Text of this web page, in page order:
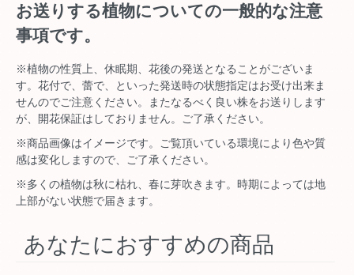
お送りする植物についての一般的な注意
事項です。
※植物の性質上、休眠期、花後の発送となることがございま
す。花付で、蕾で、といった発送時の状態指定はお受け出来ま
せんのでご注意ください。またなるべく良い株をお送りします
が、開花保証はしておりません。ご了承ください。
※商品画像はイメージです。ご覧頂いている環境により色や質
感は変化しますので、ご了承ください。
※多くの植物は秋に枯れ、春に芽吹きます。時期によっては地
上部がない状態で届きます。
あなたにおすすめの商品